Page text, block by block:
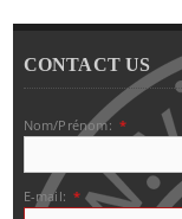
CONTACT US
Nom/Prénom: *
E-mail: *